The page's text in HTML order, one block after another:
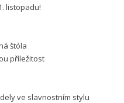
listopadu!
štóla
příležitost
ve slavnostním stylu